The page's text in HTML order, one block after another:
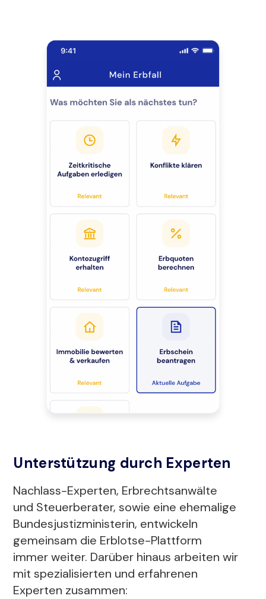
Unterstützung durch Experten
Nachlass-Experten, Erbrechtsanwälte
und Steuerberater, sowie eine ehemalige
Bundesjustizministerin, entwickeln
gemeinsam die Erblotse-Plattform
immer weiter. Darüber hinaus arbeiten wir
mit spezialisierten und erfahrenen
Experten zusammen: